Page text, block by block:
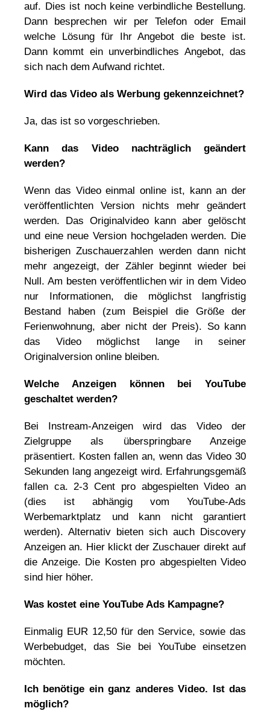
auf. Dies ist noch keine verbindliche Bestellung.
Dann besprechen wir per Telefon oder Email
welche Lösung für Ihr Angebot die beste ist.
Dann kommt ein unverbindliches Angebot, das
sich nach dem Aufwand richtet.
Wird das Video als Werbung gekennzeichnet?
Ja, das ist so vorgeschrieben.
Kann das Video nachträglich geändert
werden?
Wenn das Video einmal online ist, kann an der
veröffentlichten Version nichts mehr geändert
werden. Das Originalvideo kann aber gelöscht
und eine neue Version hochgeladen werden. Die
bisherigen Zuschauerzahlen werden dann nicht
mehr angezeigt, der Zähler beginnt wieder bei
Null. Am besten veröffentlichen wir in dem Video
nur Informationen, die möglichst langfristig
Bestand haben (zum Beispiel die Größe der
Ferienwohnung, aber nicht der Preis). So kann
das Video möglichst lange in seiner
Originalversion online bleiben.
Welche Anzeigen können bei YouTube
geschaltet werden?
Bei Instream-Anzeigen wird das Video der
Zielgruppe als überspringbare Anzeige
präsentiert. Kosten fallen an, wenn das Video 30
Sekunden lang angezeigt wird. Erfahrungsgemäß
fallen ca. 2-3 Cent pro abgespielten Video an
(dies ist abhängig vom YouTube-Ads
Werbemarktplatz und kann nicht garantiert
werden). Alternativ bieten sich auch Discovery
Anzeigen an. Hier klickt der Zuschauer direkt auf
die Anzeige. Die Kosten pro abgespielten Video
sind hier höher.
Was kostet eine YouTube Ads Kampagne?
Einmalig EUR 12,50 für den Service, sowie das
Werbebudget, das Sie bei YouTube einsetzen
möchten.
Ich benötige ein ganz anderes Video. Ist das
möglich?